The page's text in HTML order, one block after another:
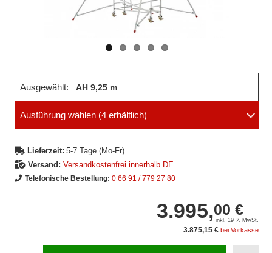
Ausgewählt: AH 9,25 m
Ausführung wählen (4 erhältlich)
Lieferzeit: 5-7 Tage (Mo-Fr)
Versand: Versandkostenfrei innerhalb DE
Telefonische Bestellung: 0 66 91 / 779 27 80
3.995,00 €
inkl. 19 % MwSt.
3.875,15 € bei Vorkasse